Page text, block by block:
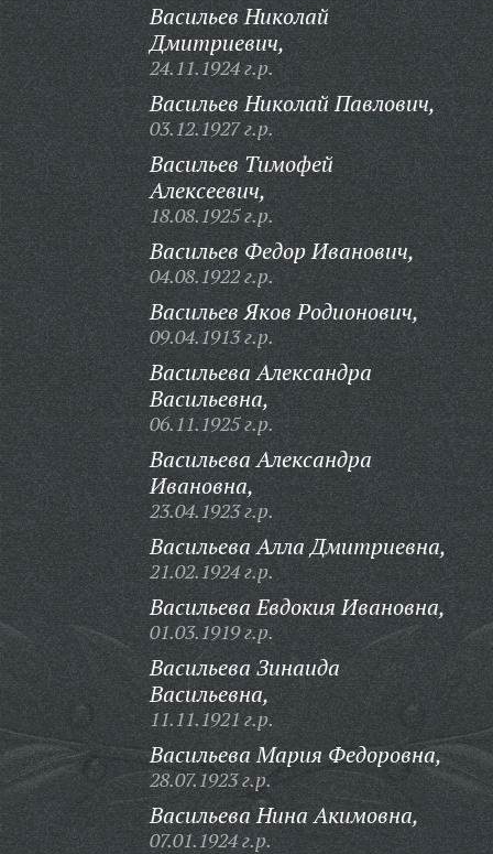
Васильев Николай
Дмитриевич,
24.11.1924 г.р.
Васильев Николай Павлович,
03.12.1927 г.р.
Васильев Тимофей
Алексеевич,
18.08.1925 г.р.
Васильев Федор Иванович,
04.08.1922 г.р.
Васильев Яков Родионович,
09.04.1913 г.р.
Васильева Александра
Васильевна,
06.11.1925 г.р.
Васильева Александра
Ивановна,
23.04.1923 г.р.
Васильева Алла Дмитриевна,
21.02.1924 г.р.
Васильева Евдокия Ивановна,
01.03.1919 г.р.
Васильева Зинаида
Васильевна,
11.11.1921 г.р.
Васильева Мария Федоровна,
28.07.1923 г.р.
Васильева Нина Акимовна,
07.01.1924 г.р.